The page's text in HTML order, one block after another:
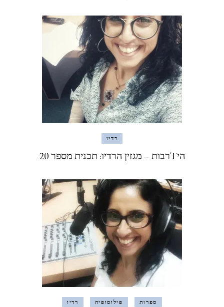
רדיו
היTרבות – מגזין הרדיו: תכנית מספר 20
ספרות פילוסופיה רדיו